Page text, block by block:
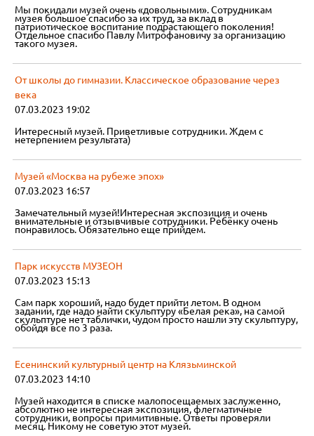
Мы покидали музей очень «довольными». Сотрудникам
музея большое спасибо за их труд, за вклад в
патриотическое воспитание подрастающего поколения!
Отдельное спасибо Павлу Митрофановичу за организацию
такого музея.
От школы до гимназии. Классическое образование через
века
07.03.2023 19:02
Интересный музей. Приветливые сотрудники. Ждем с
нетерпением результата)
Музей «Москва на рубеже эпох»
07.03.2023 16:57
Замечательный музей!Интересная экспозиция и очень
внимательные и отзывчивые сотрудники. Ребёнку очень
понравилось. Обязательно еще прийдем.
Парк искусств МУЗЕОН
07.03.2023 15:13
Сам парк хороший, надо будет прийти летом. В одном
задании, где надо найти скульптуру «Белая река», на самой
скульптуре нет таблички, чудом просто нашли эту скульптуру,
обойдя все по 3 раза.
Есенинский культурный центр на Клязьминской
07.03.2023 14:10
Музей находится в списке малопосещаемых заслуженно,
абсолютно не интересная экспозиция, флегматичные
сотрудники, вопросы примитивные. Ответы проверяли
месяц. Никому не советую этот музей.